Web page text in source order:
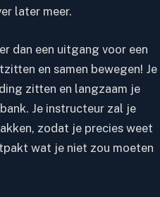
later meer.
dan een uitgang voor een
en samen bewegen! Je
zitten en langzaam je
Je instructeur zal je
zodat je precies weet
wat je niet zou moeten